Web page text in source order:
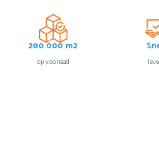
200.000 m2
op voorraad